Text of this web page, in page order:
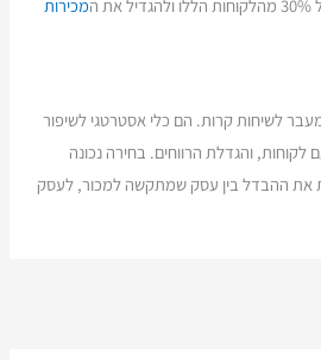
ה
מכירות
לשיחות קרות. הם כלי אסטרטגי לשיפור
לקוחות, והגדלת הרווחים. בחירה נכונה
את ההבדל בין עסק שמתקשה למכור, לעסק